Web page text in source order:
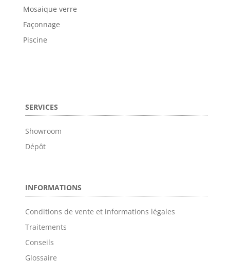
Mosaique verre
Façonnage
Piscine
SERVICES
Showroom
Dépôt
INFORMATIONS
Conditions de vente et informations légales
Traitements
Conseils
Glossaire